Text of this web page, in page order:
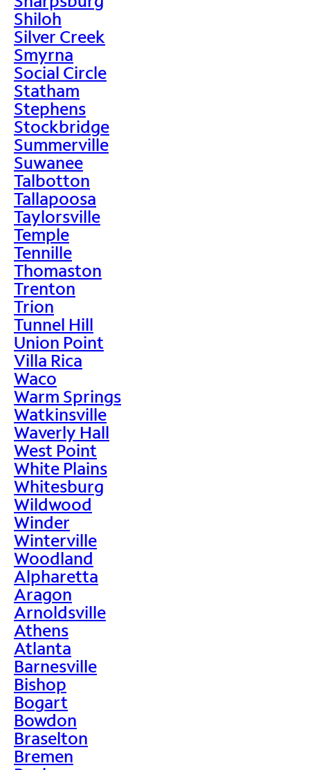
Shiloh
Silver Creek
Smyrna
Social Circle
Statham
Stephens
Stockbridge
Summerville
Suwanee
Talbotton
Tallapoosa
Taylorsville
Temple
Tennille
Thomaston
Trenton
Trion
Tunnel Hill
Union Point
Villa Rica
Waco
Warm Springs
Watkinsville
Waverly Hall
West Point
White Plains
Whitesburg
Wildwood
Winder
Winterville
Woodland
Alpharetta
Aragon
Arnoldsville
Athens
Atlanta
Barnesville
Bishop
Bogart
Bowdon
Braselton
Bremen